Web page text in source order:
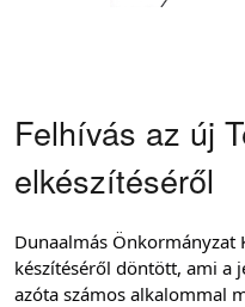
Felhívás az új
elkészítéséről
Dunaalmás Önkormányzat
készítéséről döntött, ami a
azóta számos alkalommal